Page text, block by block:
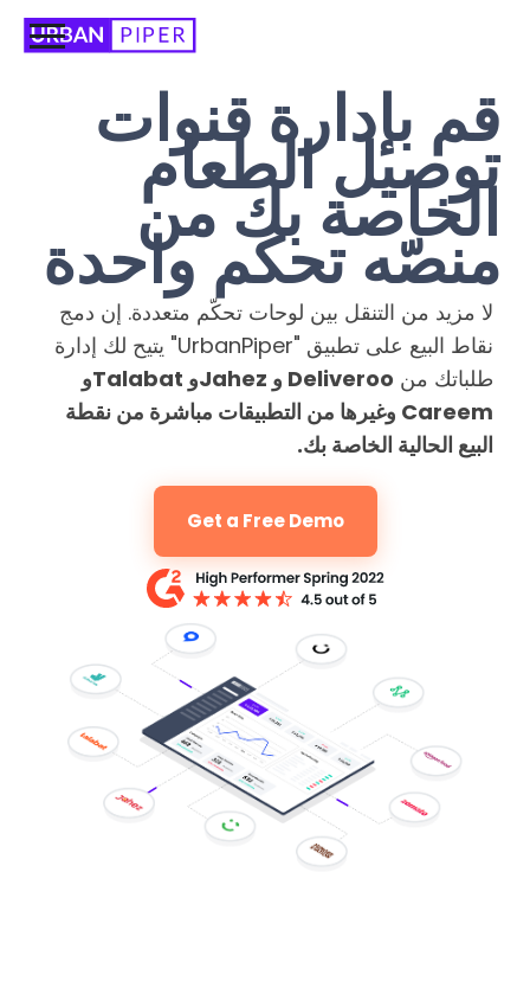
قم بإدارة قنوات
توصيل الطعام
الخاصة بك من
منصّه تحكم واحدة
لا مزيد من التنقل بين لوحات تحكّم متعددة. إن دمج
نقاط البيع على تطبيق "UrbanPiper" يتيح لك إدارة
طلباتك من
Deliveroo و Jahezو Talabatو
Careem وغيرها من التطبيقات مباشرة من نقطة
البيع الحالية الخاصة بك.
Get a Free Demo